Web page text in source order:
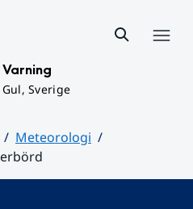
Varning
Gul, Sverige
Meteorologi